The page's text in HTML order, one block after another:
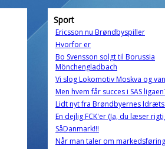
Sport
Ericsson nu Brøndbyspiller
Hvorfor er
Bo Svensson solgt til Borussia
Mönchengladbach
Vi slog Lokomotiv Moskva og
Men hvem får succes i SAS
Lidt nyt fra Brøndbyernes
En dejlig FCK'er (Ja, du læser
SåDanmark!!!
Når man taler om markedsføring